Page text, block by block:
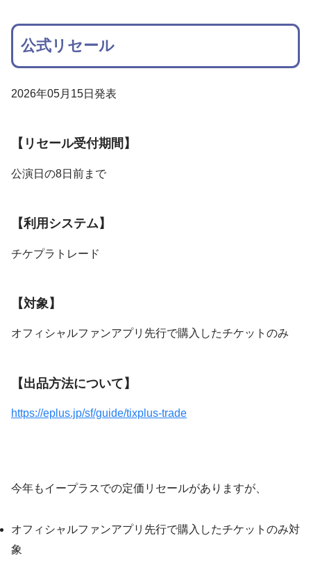
公式リセール
2026年05月15日発表
【リセール受付期間】
公演日の8日前まで
【利用システム】
チケプラトレード
【対象】
オフィシャルファンアプリ先行で購入したチケットのみ
【出品方法について】
https://eplus.jp/sf/guide/tixplus-trade
今年もイープラスでの定価リセールがありますが、
オフィシャルファンアプリ先行で購入したチケットのみ対
象